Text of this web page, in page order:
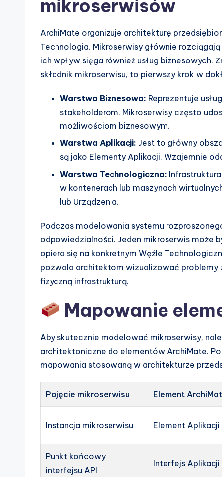
mikroserwisów
ArchiMate organizuje architekturę
Technologia. Mikroserwisy głównie
ich wpływ sięga również usług biznesowych.
składnik mikroserwisu, to pierwszy krok w
Warstwa Biznesowa: Reprezentuje
stakeholderom. Mikroserwisy często
możliwościom biznesowym.
Warstwa Aplikacji: Jest to główny
są jako Elementy Aplikacji. Wzajemnie
Warstwa Technologiczna:
w kontenerach lub maszynach
lub Urządzenia.
Podczas modelowania systemu
odpowiedzialności. Jeden mikroserwis może
opiera się na konkretnym Węźle
pozwala architektom wizualizować problemy
fizyczną infrastrukturą.
Mapowanie
Aby skutecznie modelować mikroserwisy,
architektoniczne do elementów ArchiMate.
mapowania stosowaną w architekturze
Pojęcie mikroserwisu Element
Instancja mikroserwisu Element Aplikacji
Punkt końcowy
interfejsu API
Interfejs Aplikacji